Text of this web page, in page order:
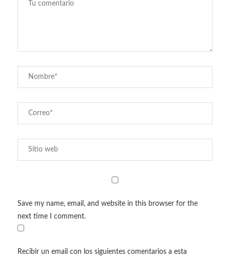
Save my name, email, and website in this browser for the
next time I comment.
Recibir un email con los siguientes comentarios a esta